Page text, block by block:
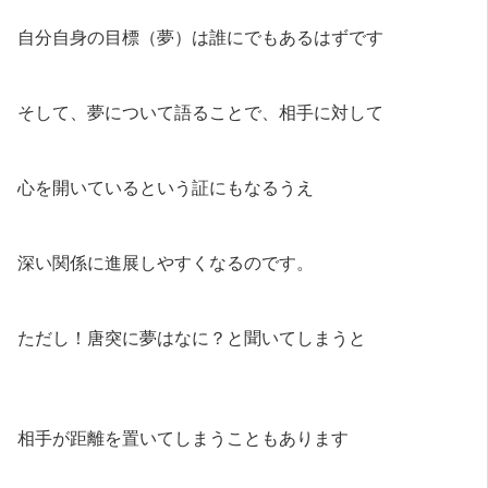
自分自身の目標（夢）は誰にでもあるはずです
そして、夢について語ることで、相手に対して
心を開いているという証にもなるうえ
深い関係に進展しやすくなるのです。
ただし！唐突に夢はなに？と聞いてしまうと
相手が距離を置いてしまうこともあります